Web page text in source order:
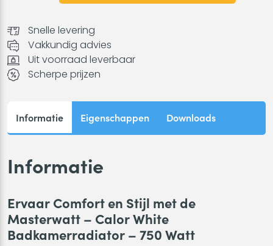
badkamerradiator
-
750
Watt
Snelle levering
Vakkundig advies
Uit voorraad leverbaar
Scherpe prijzen
Informatie Eigenschappen Downloads
Informatie
Ervaar Comfort en Stijl met de
Masterwatt – Calor White
Badkamerradiator – 750 Watt